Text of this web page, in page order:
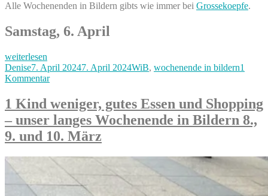
Alle Wochenenden in Bildern gibts wie immer bei Grossekoepfe.
Samstag, 6. April
„Frühlingshaftes
faules
Ferienende
unser
Wochenende
in
Bildern
6.
7.
April“
weiterlesen
Autor
DeniseVeröffentlicht
am
7. April 20247. April 2024Kategorien
WiB, wochenende in bildern1
Kommentarzu
Ferienende
unser
Wochenende
Bildern
&
1 Kind weniger, gutes Essen und Shopping
– unser langes Wochenende in Bildern 8.,
9. und 10. März